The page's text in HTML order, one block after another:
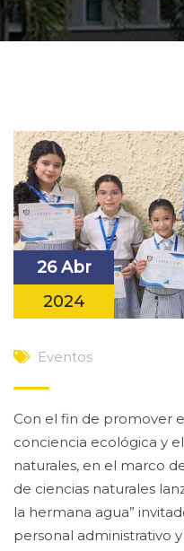
26 Abr
2024
Eventos
Con el fin de promover
conciencia ecológica y
naturales, en el marco
de ciencias naturales
la hermana agua”
personal administrativo